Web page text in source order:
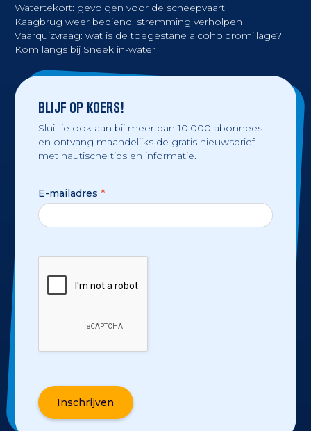
Watertekort: gevolgen voor de scheepvaart
Kaagbrug weer bediend, stremming verholpen
Vaarquizvraag: wat is de toegestane alcoholpromillage?
Kom langs bij Sneek in-water
BLIJF OP KOERS!
Sluit je ook aan bij meer dan 10.000 abonnees
en ontvang maandelijks de gratis nieuwsbrief
met nautische tips en informatie.
E-mailadres *